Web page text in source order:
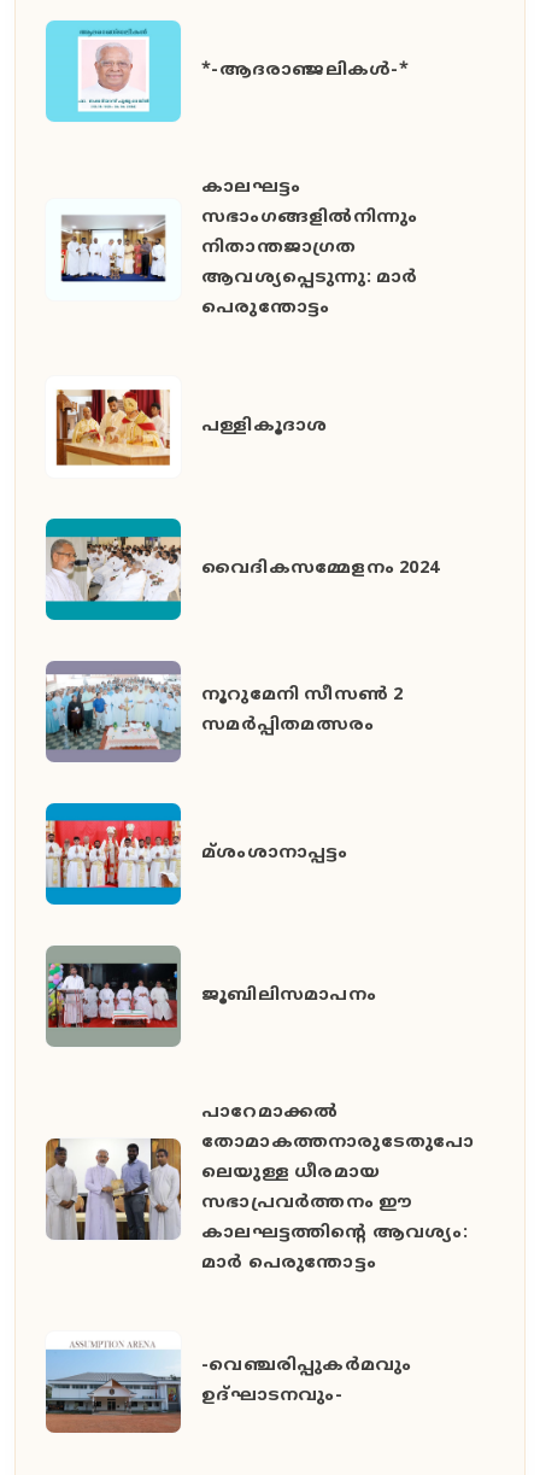
*-ആദരാഞ്ജലികൾ-*
കാലഘട്ടം
സഭാംഗങ്ങളിൽനിന്നും
നിതാന്തജാഗ്രത
ആവശ്യപ്പെടുന്നു: മാർ
പെരുന്തോട്ടം
പള്ളികൂദാശ
വൈദികസമ്മേളനം 2024
നൂറുമേനി സീസൺ 2
സമർപ്പിതമത്സരം
മ്ശംശാനാപ്പട്ടം
ജൂബിലിസമാപനം
പാറേമാക്കൽ
തോമാകത്തനാരുടേതുപോ
ലെയുള്ള ധീരമായ
സഭാപ്രവർത്തനം ഈ
കാലഘട്ടത്തിൻ്റെ ആവശ്യം:
മാർ പെരുന്തോട്ടം
-വെഞ്ചരിപ്പുകർമവും
ഉദ്ഘാടനവും-